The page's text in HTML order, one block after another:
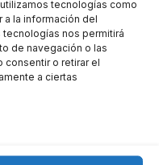
tecnologías como
a la información del
nos permitirá
de navegación o las
consentir o retirar el
a ciertas
en este
un administrador
de reunir a los